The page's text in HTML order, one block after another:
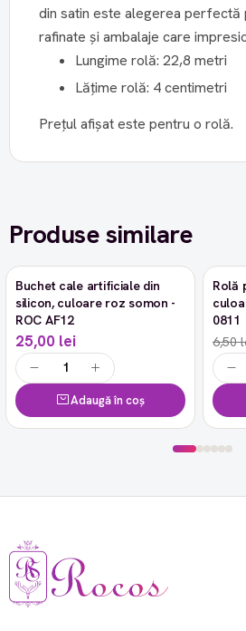
din satin este alegerea perfectă
rafinate și ambalaje care
Lungime rolă: 22,8 metri
Lățime rolă: 4 centimetri
Prețul afișat este pentru o rolă.
Produse similare
Buchet cale artificiale din
silicon, culoare roz somon -
ROC AF12
25,00 lei
Adaugă în coș
-9%
Rolă
0811
6,50